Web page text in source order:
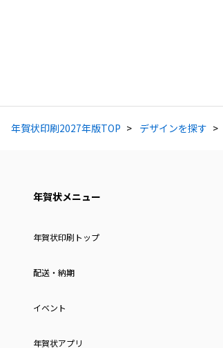
年賀状印刷2027年版TOP デザインを探す
年賀状メニュー
年賀状印刷トップ
配送・納期
イベント
年賀状アプリ